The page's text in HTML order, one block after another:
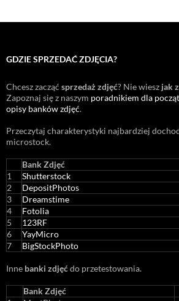
GDZIE SPRZEDAĆ ZDJĘCIA?
Chcesz zacząć sprzedaż zdjęć? Nie wiesz jak
Zapoznaj się z naszym poradnikiem dla
opisy banków zdjęć.
Przeczytaj charakterystyki najbardziej
microstock.
Bank Zdjęć
1
Shutterstock
2
DepositPhotos
3
Dreamstime
4
Fotolia
5
123RF
6
YayMicro
7
BigStockPhoto
Inne banki zdjęćdo przetestowania.
Bank Zdjęć